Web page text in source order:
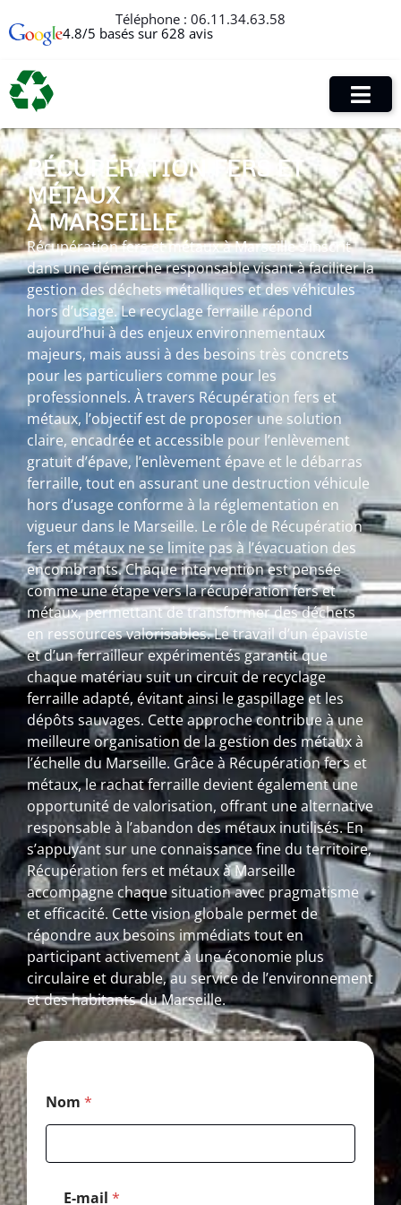
Téléphone : 06.11.34.63.58
4.8/5 basés sur 628 avis
RÉCUPÉRATION FERS ET
MÉTAUX
À MARSEILLE
Récupération fers et métaux à Marseille s’inscrit
dans une démarche responsable visant à faciliter la
gestion des déchets métalliques et des véhicules
hors d’usage. Le recyclage ferraille répond
aujourd’hui à des enjeux environnementaux
majeurs, mais aussi à des besoins très concrets
pour les particuliers comme pour les
professionnels. À travers Récupération fers et
métaux, l’objectif est de proposer une solution
claire, encadrée et accessible pour l’enlèvement
gratuit d’épave, l’enlèvement épave et le débarras
ferraille, tout en assurant une destruction véhicule
hors d’usage conforme à la réglementation en
vigueur dans le Marseille. Le rôle de Récupération
fers et métaux ne se limite pas à l’évacuation des
encombrants. Chaque intervention est pensée
comme une étape vers la récupération fers et
métaux, permettant de transformer des déchets
en ressources valorisables. Le travail d’un épaviste
et d’un ferrailleur expérimentés garantit que
chaque matériau suit un circuit de recyclage
ferraille adapté, évitant ainsi le gaspillage et les
dépôts sauvages. Cette approche contribue à une
meilleure organisation de la gestion des métaux à
l’échelle du Marseille. Grâce à Récupération fers et
métaux, le rachat ferraille devient également une
opportunité de valorisation, offrant une alternative
responsable à l’abandon des métaux inutilisés. En
s’appuyant sur une connaissance fine du territoire,
Récupération fers et métaux à Marseille
accompagne chaque situation avec pragmatisme
et efficacité. Cette vision globale permet de
répondre aux besoins immédiats tout en
participant activement à une économie plus
circulaire et durable, au service de l’environnement
et des habitants du Marseille.
Nom *
E-mail *